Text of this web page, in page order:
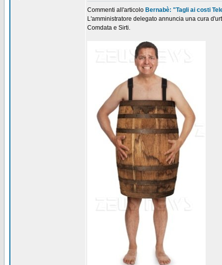
Commenti all'articolo Bernabè: "Tagli ai costi
L'amministratore delegato annuncia una cura
Comdata e Sirti.